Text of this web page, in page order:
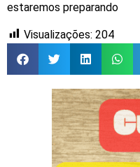
estaremos preparando
Visualizações: 204